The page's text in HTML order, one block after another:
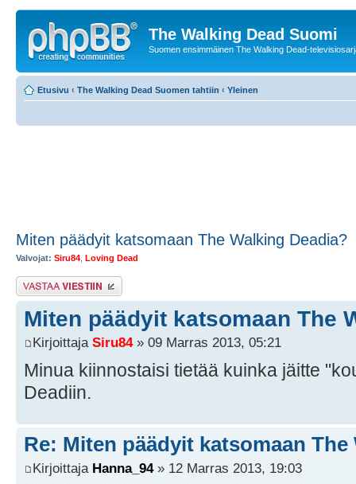
The Walking Dead Suomi
Suomen ensimmäinen The Walking Dead-
Etusivu ‹ The Walking Dead Suomen tahtiin ‹ Yleinen
Miten päädyit katsomaan The Walking Deadia?
Valvojat: Siru84 Loving Dead
Lähetä vastaus
Miten päädyit katsomaan The
Kirjoittaja Siru84» 09 Marras 2013, 05:21
Minua kiinnostaisi tietää kuinka jäitte
Deadiin.
Re: Miten päädyit katsomaan The
Kirjoittaja Hanna_94» 12 Marras 2013, 19:03